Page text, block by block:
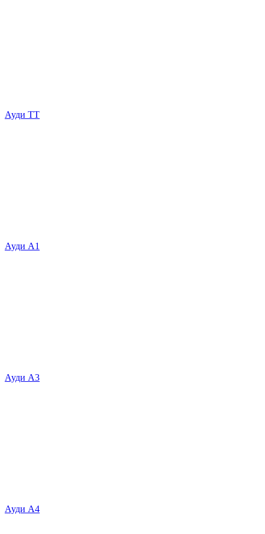
Ауди ТТ
Ауди А1
Ауди А3
Ауди А4